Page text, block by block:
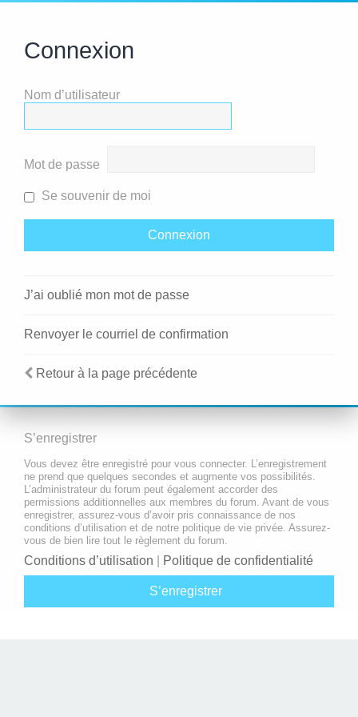
Connexion
Nom d’utilisateur
Mot de passe
Se souvenir de moi
J’ai oublié mon mot de passe
Renvoyer le courriel de confirmation
Retour à la page précédente
S’enregistrer
Vous devez être enregistré pour vous connecter. L’enregistrement
ne prend que quelques secondes et augmente vos possibilités.
L’administrateur du forum peut également accorder des
permissions additionnelles aux membres du forum. Avant de vous
enregistrer, assurez-vous d’avoir pris connaissance de nos
conditions d’utilisation et de notre politique de vie privée. Assurez-
vous de bien lire tout le règlement du forum.
Conditions d’utilisation Politique de confidentialité
S’enregistrer